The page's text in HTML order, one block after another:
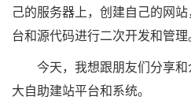
己的服务器上，创建自己的网
台和源代码进行二次开发和管理
今天，我想跟朋友们分享和
大自助建站平台和系统。